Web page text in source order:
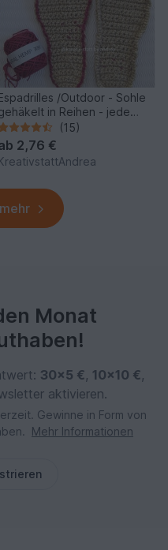
/Outdoor - Sohle
in Reihen - jede
- Anleitung
(15)
2,76 €
Monat
30×5 €, 10×10 €,
aktivieren.
Gewinne in Form von
Mehr Informationen